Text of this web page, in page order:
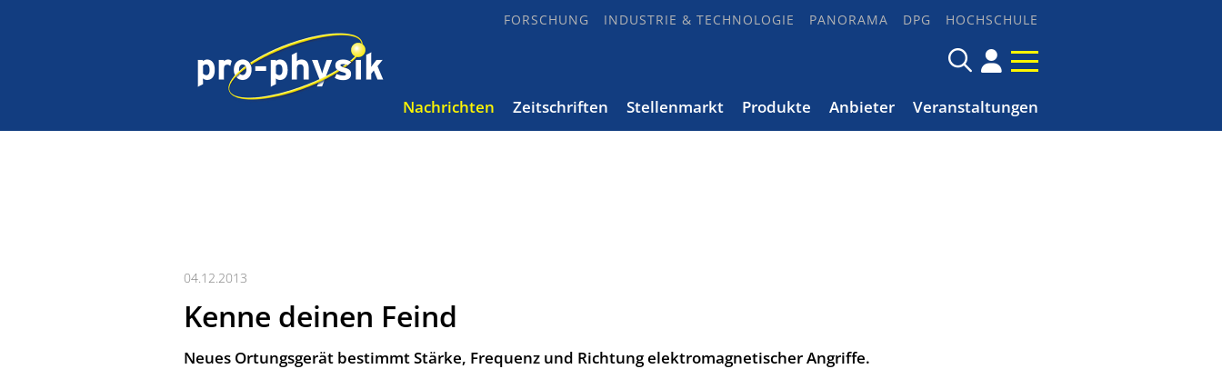
FORSCHUNG INDUSTRIE & TECHNOLOGIE PANORAMA DPG HOCHSCHULE
Nachrichten Zeitschriften Stellenmarkt Produkte Anbieter Veranstaltungen
04.12.2013
Kenne deinen Feind
Neues Ortungsgerät bestimmt Stärke, Frequenz und Richtung elektromagnetischer Angriffe.